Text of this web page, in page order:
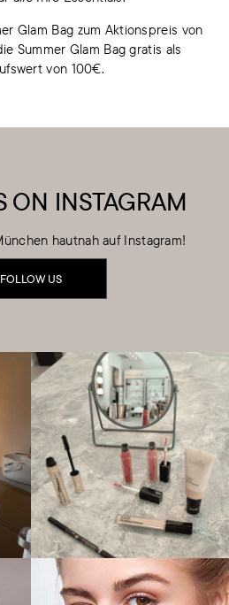
Glam Bag zum Aktionspreis von
Summer Glam Bag gratis als
von 100€.
ON INSTAGRAM
hautnah auf Instagram!
FOLLOW US